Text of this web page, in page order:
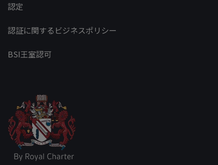
認定
認証に関するビジネスポリシー
BSI王室認可